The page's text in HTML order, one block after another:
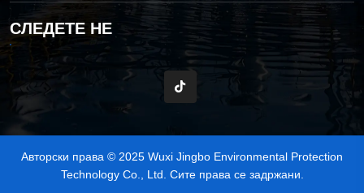
СЛЕДЕТЕ НЕ
Авторски права © 2025 Wuxi Jingbo Environmental Protection
Technology Co., Ltd. Сите права се задржани.